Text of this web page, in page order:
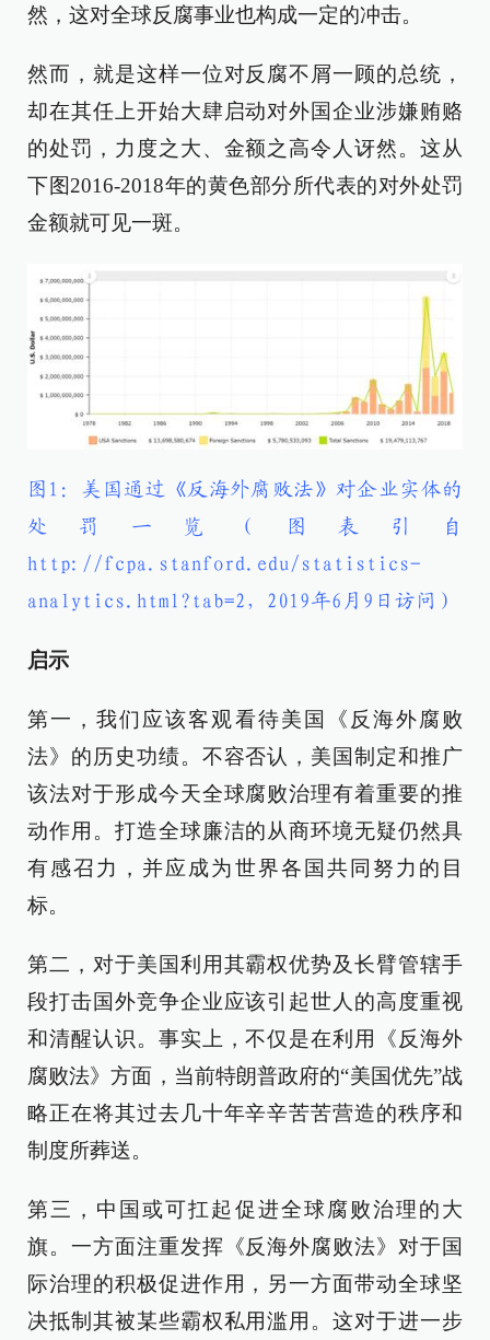
然，这对全球反腐事业也构成一定的冲击。
然而，就是这样一位对反腐不屑一顾的总统，
却在其任上开始大肆启动对外国企业涉嫌贿赂
的处罚，力度之大、金额之高令人讶然。这从
下图2016-2018年的黄色部分所代表的对外处罚
金额就可见一斑。
图1：美国通过《反海外腐败法》对企业实体的
处罚一览（图表引自
http://fcpa.stanford.edu/statistics-
analytics.html?tab=2，2019年6月9日访问）
启示
第一，我们应该客观看待美国《反海外腐败
法》的历史功绩。不容否认，美国制定和推广
该法对于形成今天全球腐败治理有着重要的推
动作用。打造全球廉洁的从商环境无疑仍然具
有感召力，并应成为世界各国共同努力的目
标。
第二，对于美国利用其霸权优势及长臂管辖手
段打击国外竞争企业应该引起世人的高度重视
和清醒认识。事实上，不仅是在利用《反海外
腐败法》方面，当前特朗普政府的“美国优先”战
略正在将其过去几十年辛辛苦苦营造的秩序和
制度所葬送。
第三，中国或可扛起促进全球腐败治理的大
旗。一方面注重发挥《反海外腐败法》对于国
际治理的积极促进作用，另一方面带动全球坚
决抵制其被某些霸权私用滥用。这对于进一步